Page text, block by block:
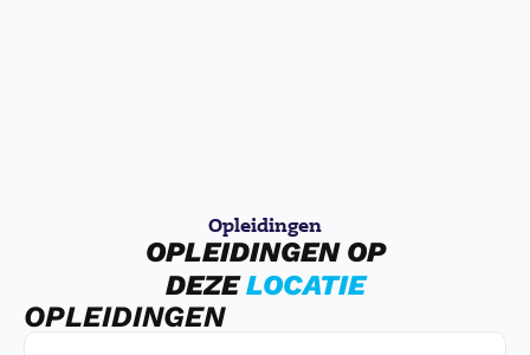
Opleidingen
OPLEIDINGEN OP
DEZELOCATIE
OPLEIDINGEN